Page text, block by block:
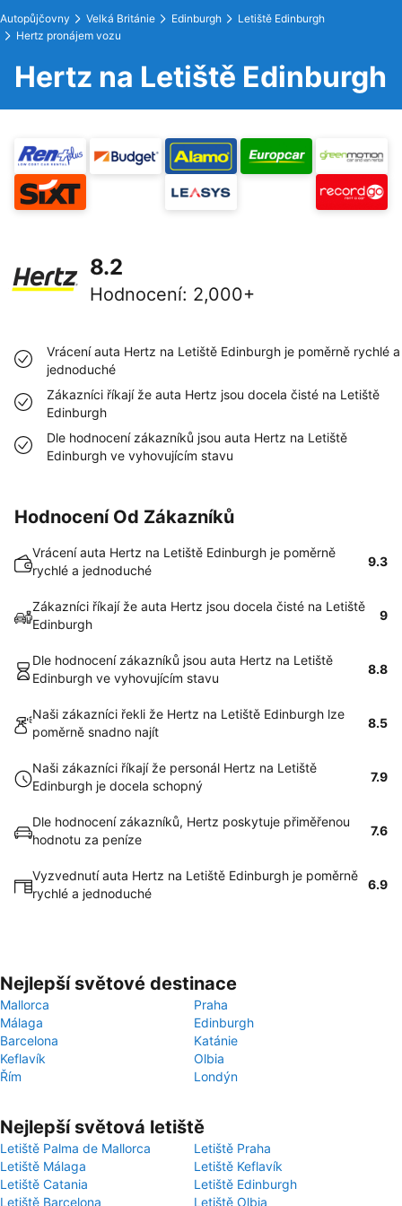
Autopůjčovny Velká Británie Edinburgh
Letiště Edinburgh
Hertz pronájem vozu
Hertz na Letiště Edinburgh
8.2
Hodnocení: 2,000+
Vrácení auta Hertz na Letiště Edinburgh je poměrně rychlé a
jednoduché
Zákazníci říkají že auta Hertz jsou docela čisté na Letiště
Edinburgh
Dle hodnocení zákazníků jsou auta Hertz na Letiště
Edinburgh ve vyhovujícím stavu
Hodnocení Od Zákazníků
Vrácení auta Hertz na Letiště Edinburgh je poměrně
rychlé a jednoduché
9.3
Zákazníci říkají že auta Hertz jsou docela čisté na Letiště
Edinburgh
9
Dle hodnocení zákazníků jsou auta Hertz na Letiště
Edinburgh ve vyhovujícím stavu
8.8
Naši zákazníci řekli že Hertz na Letiště Edinburgh lze
poměrně snadno najít
8.5
Naši zákazníci říkají že personál Hertz na Letiště
Edinburgh je docela schopný
7.9
Dle hodnocení zákazníků, Hertz poskytuje přiměřenou
hodnotu za peníze
7.6
Vyzvednutí auta Hertz na Letiště Edinburgh je poměrně
rychlé a jednoduché
6.9
Nejlepší světové destinace
Mallorca
Praha
Málaga
Edinburgh
Barcelona
Katánie
Keflavík
Olbia
Řím
Londýn
Nejlepší světová letiště
Letiště Palma de Mallorca
Letiště Praha
Letiště Málaga
Letiště Keflavík
Letiště Catania
Letiště Edinburgh
Letiště Barcelona
Letiště Olbia